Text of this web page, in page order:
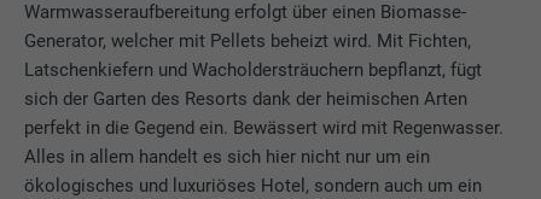
Warmwasseraufbereitung erfolgt über einen Biomasse-
Generator, welcher mit Pellets beheizt wird. Mit Fichten,
Latschenkiefern und Wacholdersträuchern bepflanzt, fügt
sich der Garten des Resorts dank der heimischen Arten
perfekt in die Gegend ein. Bewässert wird mit Regenwasser.
Alles in allem handelt es sich hier nicht nur um ein
ökologisches und luxuriöses Hotel, sondern auch um ein